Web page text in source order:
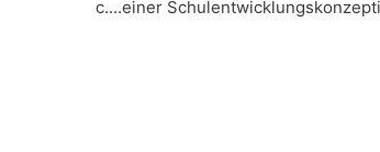
c.…einer